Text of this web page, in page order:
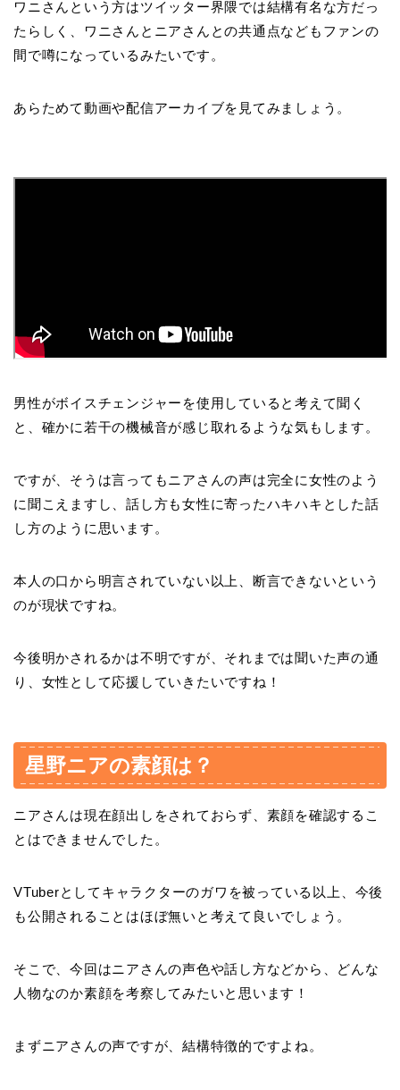
ワニさんという方はツイッター界隈では結構有名な方だっ
たらしく、ワニさんとニアさんとの共通点などもファンの
間で噂になっているみたいです。
あらためて動画や配信アーカイブを見てみましょう。
男性がボイスチェンジャーを使用していると考えて聞く
と、確かに若干の機械音が感じ取れるような気もします。
ですが、そうは言ってもニアさんの声は完全に女性のよう
に聞こえますし、話し方も女性に寄ったハキハキとした話
し方のように思います。
本人の口から明言されていない以上、断言できないという
のが現状ですね。
今後明かされるかは不明ですが、それまでは聞いた声の通
り、女性として応援していきたいですね！
星野ニアの素顔は？
ニアさんは現在顔出しをされておらず、素顔を確認するこ
とはできませんでした。
VTuberとしてキャラクターのガワを被っている以上、今後
も公開されることはほぼ無いと考えて良いでしょう。
そこで、今回はニアさんの声色や話し方などから、どんな
人物なのか素顔を考察してみたいと思います！
まずニアさんの声ですが、結構特徴的ですよね。